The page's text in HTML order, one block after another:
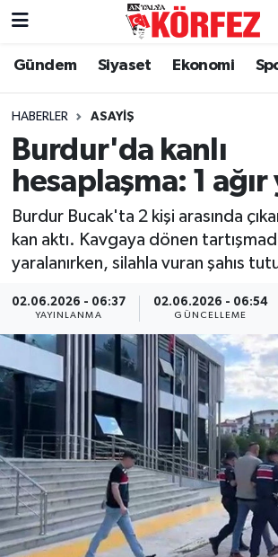
Gündem Siyaset Ekonomi
HABERLER ASAYIŞ
Burdur'da kanlı
hesaplaşma: 1 ağır
Burdur Bucak'ta 2 kişi arasında
kan aktı. Kavgaya dönen
yaralanırken, silahla vuran şahıs
02.06.2026 - 06:37
YAYINLANMA
02.06.2026 - 06:54
GÜNCELLEME
Gündem
Siyaset
Yerel Yönetim
Yaşam
Asayiş
Dünya
Eğitim
Sağlık
Magazin
Nöbetçi Eczaneler
Hava Durumu
Trafik Durumu
Tüm Manşetler
Son Dakika Haberleri
Haber Arşivi